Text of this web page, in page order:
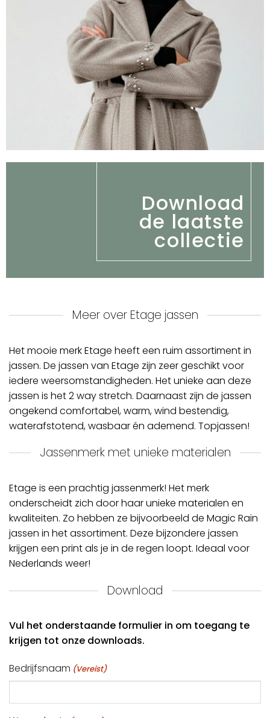
Download
de laatste
collectie
Meer over Etage jassen
Het mooie merk Etage heeft een ruim assortiment in
jassen. De jassen van Etage zijn zeer geschikt voor
iedere weersomstandigheden. Het unieke aan deze
jassen is het 2 way stretch. Daarnaast zijn de jassen
ongekend comfortabel, warm, wind bestendig,
waterafstotend, wasbaar én ademend. Topjassen!
Jassenmerk met unieke materialen
Etage is een prachtig jassenmerk! Het merk
onderscheidt zich door haar unieke materialen en
kwaliteiten. Zo hebben ze bijvoorbeeld de Magic Rain
jassen in het assortiment. Deze bijzondere jassen
krijgen een print als je in de regen loopt. Ideaal voor
Nederlands weer!
Download
Vul het onderstaande formulier in om toegang te
krijgen tot onze downloads.
Bedrijfsnaam (Vereist)